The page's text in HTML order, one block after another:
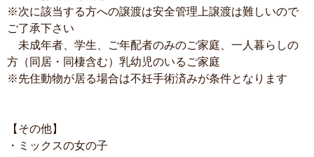
※次に該当する方への譲渡は安全管理上譲渡は難しいので
ご了承下さい
未成年者、学生、ご年配者のみのご家庭、一人暮らしの
方（同居・同棲含む）乳幼児のいるご家庭
※先住動物が居る場合は不妊手術済みが条件となります
【その他】
・ミックスの女の子